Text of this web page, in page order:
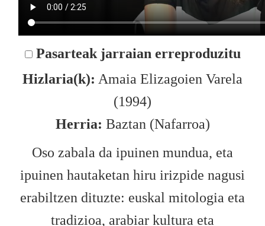
Pasarteak jarraian erreproduzitu
Hizlaria(k): Amaia Elizagoien Varela
(1994)
Herria: Baztan (Nafarroa)
Oso zabala da ipuinen mundua, eta
ipuinen hautaketan hiru irizpide nagusi
erabiltzen dituzte: euskal mitologia eta
tradizioa, arabiar kultura eta